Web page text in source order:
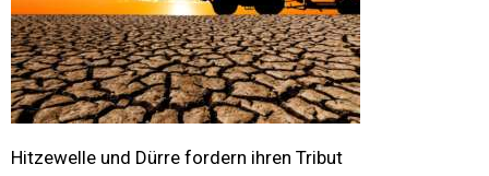
Hitzewelle und Dürre fordern ihren Tribut